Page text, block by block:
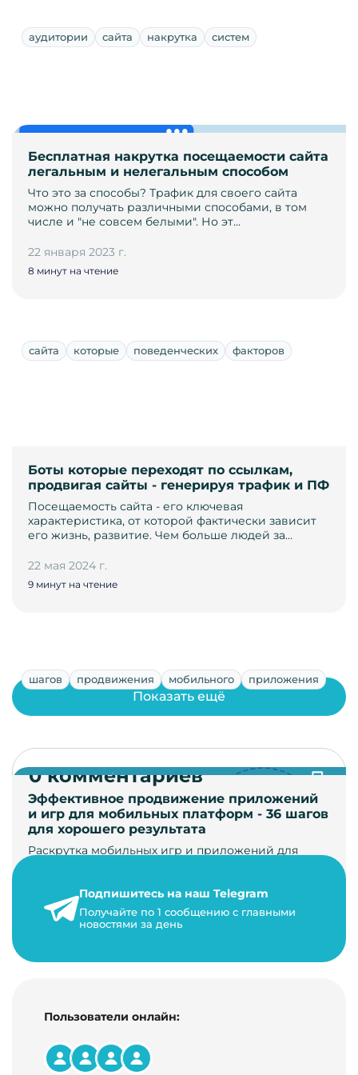
аудитории сайта накрутка систем
Бесплатная накрутка посещаемости сайта
легальным и нелегальным способом
Что это за способы? Трафик для своего сайта
можно получать различными способами, в том
числе и "не совсем белыми". Но эт…
22 января 2023 г.
8 минут на чтение
сайта которые поведенческих факторов
Боты которые переходят по ссылкам,
продвигая сайты - генерируя трафик и ПФ
Посещаемость сайта - его ключевая
характеристика, от которой фактически зависит
его жизнь, развитие. Чем больше людей за…
22 мая 2024 г.
9 минут на чтение
шагов продвижения мобильного приложения
Эффективное продвижение приложений
и игр для мобильных платформ - 36 шагов
для хорошего результата
Раскрутка мобильных игр и приложений для
24 января 2021 г.
14 минут на чтение
Показать ещё
0 комментариев
Подпишитесь на наш Telegram
Получайте по 1 сообщению с главными
новостями за день
Пользователи онлайн: